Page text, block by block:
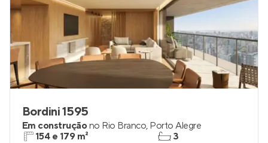
Bordini 1595
Em construçãono Rio Branco, Porto Alegre
154 e 179 m²
3